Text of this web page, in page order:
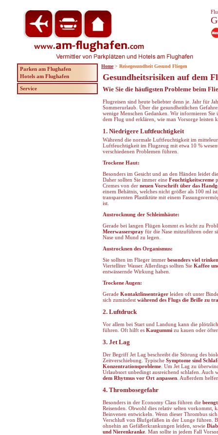
Gesundheitsrisiken auf dem
Wie Sie die häufigsten Probleme beim
Flugreisen sind heute beliebter denn je. Jahr für
Sommerurlaub. Über die gesundheitlichen
wenige Menschen Gedanken. Wir informieren Sie
dem Flug und erklären, wie man Vorsorge leisten
1. Niedrigere Luftfeuchtigkeit
Während die normale Luftfeuchtigkeit im
Luftfeuchtigkeit im Flugzeug mit etwa 10 %
verschiedenen Problemen führen.
Trockene Haut:
Besonders im Gesicht und an den Händen leidet
Daher sollten Sie immer eine Feuchtigkeitscreme
Cremes von der neuen Vorschrift über das
einem Behätnis, welches nicht größer als 100 ml
transparenten Plastiktüte mit einem
ist.
Austrocknung der Schleimhäute:
Gerade bei langen Flügen kommt es leicht zu
Meerwasserspray für die Nase mitzuführen oder
Nase und Mund zu legen.
Austrocknen des Organismus:
Sie sollten im Flieger immer besonders viel trinken
Viertelliter Wasser. Allerdings sollten Sie Kaffee
entwässernde Wirkung haben.
Trockene Augen:
Gerade Kontaktlinsenträger leiden oft unter
sich zumindest während des Flugs die Brille zu
2. Luftdruck
Vor allem bei Start und Landung kann die
führen. Oft hilft es Kaugummi zu kauen oder
3. Jet Lag
Der Begriff Jet Lag beschreibt die Störung des
Zeitverschiebung. Typische Symptome sind
Konzentrationsprobleme . Um Jet Lag zu
Urlaubsort unbedingt ausreichend schlafen. Auch
dem Rhytmus vor Ort anpassen . Außerdem
4. Thrombosegefahr
Besonders in der Economy Class führen die
Reisenden. Obwohl dies relativ selten vorkommt,
Beinvenen entwickeln. Wenn dieser Thrombus
Verschluß von Blufgefäßen in der Lunge führen.
ohnehin an Gefäßerkrankungen leiden, sowie
und Nierenkranke . Man sollte in jedem Fall
Parken am Flughafen
Hotels am Flughafen
Service
Home > Reisegesundheit Gesund Fliegen